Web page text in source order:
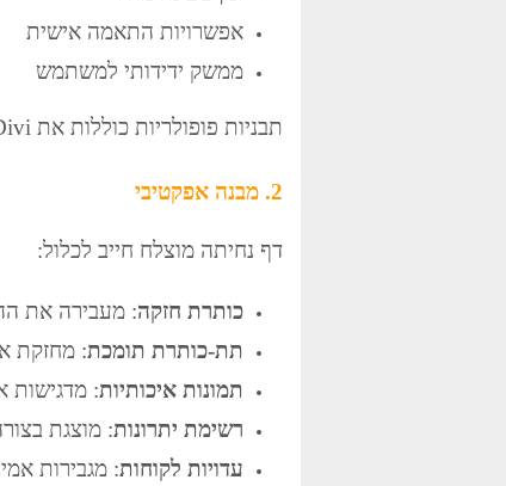
אפשרויות התאמה אישית
ממשק ידידותי למשתמש
תבניות פופולריות כוללות את Astra, Divi ו-OceanWP המציעות כלים ייעודיים לדפי נחיתה.
2. מבנה אפקטיבי
דף נחיתה מוצלח חייב לכלול:
כותרת חזקה: מעבירה את
תת-כותרת תומכת: מחזקת
תמונות איכותיות: מדגישות
רשימת יתרונות: מוצגת
עדויות לקוחות: מגבירות